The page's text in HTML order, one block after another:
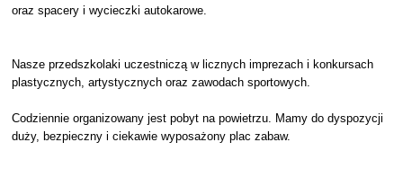
oraz spacery i wycieczki autokarowe.
Nasze przedszkolaki uczestniczą w licznych imprezach i konkursach
plastycznych, artystycznych oraz zawodach sportowych.
Codziennie organizowany jest pobyt na powietrzu. Mamy do dyspozycji
duży, bezpieczny i ciekawie wyposażony plac zabaw.